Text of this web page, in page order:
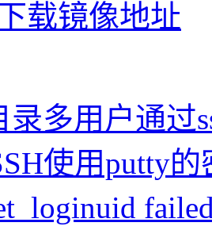
载镜像地址
多用户通过
使用putty的